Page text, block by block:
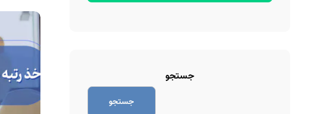
جستجو
جستجو